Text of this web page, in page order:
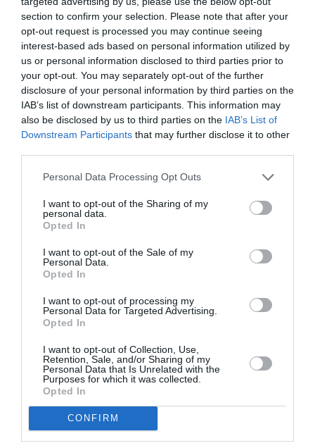
section to confirm your selection. Please note that after your
opt-out request is processed you may continue seeing
interest-based ads based on personal information utilized by
us or personal information disclosed to third parties prior to
your opt-out. You may separately opt-out of the further
disclosure of your personal information by third parties on the
IAB’s list of downstream participants. This information may
also be disclosed by us to third parties on the IAB’s List of
Downstream Participants that may further disclose it to other
Personal Data Processing Opt Outs
I want to opt-out of the Sharing of my
personal data.
Opted In
I want to opt-out of the Sale of my
Personal Data.
Opted In
I want to opt-out of processing my
Personal Data for Targeted Advertising.
Opted In
I want to opt-out of Collection, Use,
Retention, Sale, and/or Sharing of my
Personal Data that Is Unrelated with the
Purposes for which it was collected.
Opted In
CONFIRM
DERNIERS COMMENTAIRES
Nicoa commenté l'article :
A380 de Lufthansa : les « vrais » sièges hublot en
classe Affaires deviennent payants
Pointe‑à‑Pitre – Panama City : Air France ouvre un pont
histoire de l'aviation
LIRE AUSSI
LE 7 AOÛT 1909 DANS LE
CIEL : ROGER SOMMER
L’ACTUALITÉ